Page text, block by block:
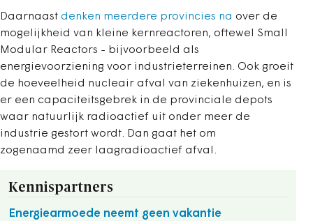
Daarnaast denken meerdere provincies na over de
mogelijkheid van kleine kernreactoren, oftewel Small
Modular Reactors - bijvoorbeeld als
energievoorziening voor industrieterreinen. Ook groeit
de hoeveelheid nucleair afval van ziekenhuizen, en is
er een capaciteitsgebrek in de provinciale depots
waar natuurlijk radioactief uit onder meer de
industrie gestort wordt. Dan gaat het om
zogenaamd zeer laagradioactief afval.
Kennispartners
Energiearmoede neemt geen vakantie